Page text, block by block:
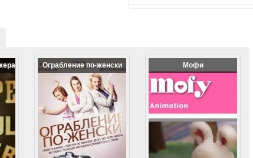
Ограбление по-женски Мофи